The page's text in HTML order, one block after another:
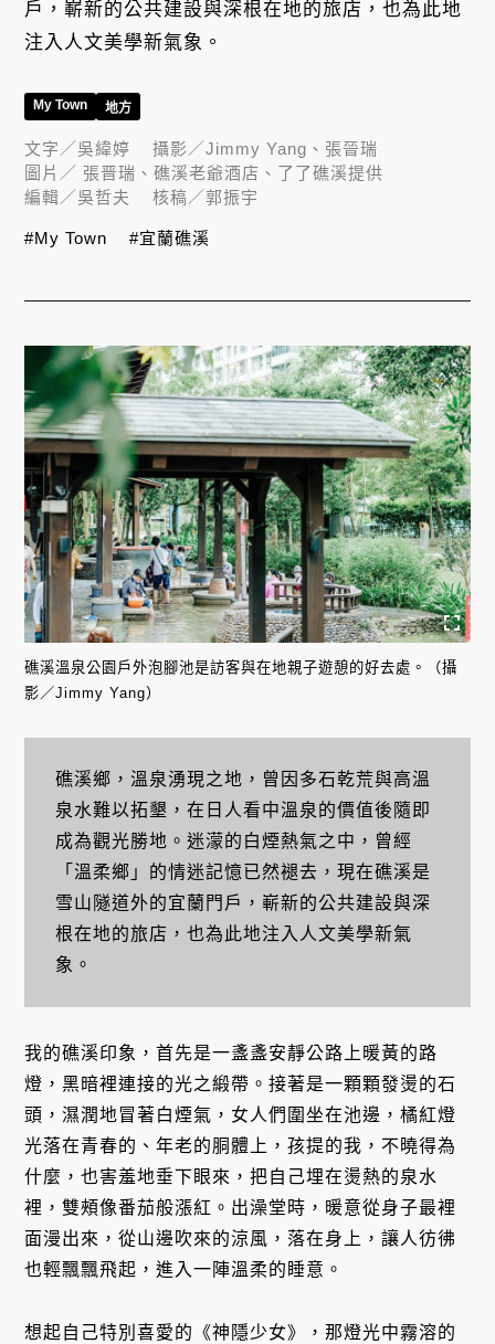
戶，嶄新的公共建設與深根在地的旅店，也為此地
注入人文美學新氣象。
礁溪溫泉公園戶外泡腳池是訪客與在地親子遊憩的好去處。（攝
影／Jimmy Yang）
礁溪鄉，溫泉湧現之地，曾因多石乾荒與高溫
泉水難以拓墾，在日人看中溫泉的價值後隨即
成為觀光勝地。迷濛的白煙熱氣之中，曾經
「溫柔鄉」的情迷記憶已然褪去，現在礁溪是
雪山隧道外的宜蘭門戶，嶄新的公共建設與深
根在地的旅店，也為此地注入人文美學新氣
象。
我的礁溪印象，首先是一盞盞安靜公路上暖黃的路
燈，黑暗裡連接的光之緞帶。接著是一顆顆發燙的石
頭，濕潤地冒著白煙氣，女人們圍坐在池邊，橘紅燈
光落在青春的、年老的胴體上，孩提的我，不曉得為
什麼，也害羞地垂下眼來，把自己埋在燙熱的泉水
裡，雙頰像番茄般漲紅。出澡堂時，暖意從身子最裡
面漫出來，從山邊吹來的涼風，落在身上，讓人彷彿
也輕飄飄飛起，進入一陣溫柔的睡意。
想起自己特別喜愛的《神隱少女》，那燈光中霧溶的
My Town 地方
文字／吳緯婷 攝影／Jimmy Yang、張晉瑞
圖片／ 張晋瑞、礁溪老爺酒店、了了礁溪提供
編輯／吳哲夫 核稿／郭振宇
#My Town #宜蘭礁溪